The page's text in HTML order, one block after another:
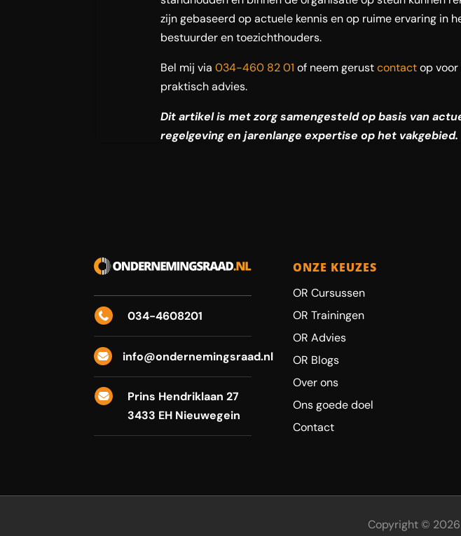
zijn gebaseerd op actuele kennis en op ruime ervaring in
bestuurder en toezichthouders.
Bel mij via034-460 82 01 of neem gerustcontactop
praktisch advies.
Dit artikel is met zorg samengesteld op basis van
regelgeving en jarenlange expertise op het vakgebied.
 034-4608201
 info@ondernemingsraad.nl

Prins Hendriklaan 27
3433 EH Nieuwegein
ONZE KEUZES
OR Cursussen
OR Trainingen
OR Advies
OR Blogs
Over ons
Ons goede doel
Contact
Copyright ©